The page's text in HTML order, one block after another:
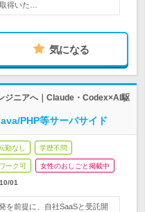
得いた…
気になる
ジニアへ｜Claude・Codex×AI駆
PHP等サーバサイド
勤なし 学歴不問
ーク可 女性のおしごと掲載中
01
を前提に、自社SaaSと受託開